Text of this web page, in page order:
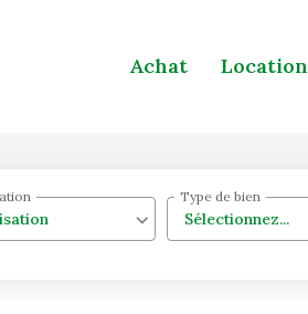
Achat Location
Sélectionnez...
Type de bien